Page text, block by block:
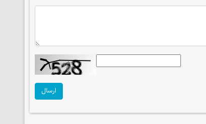
ارسال